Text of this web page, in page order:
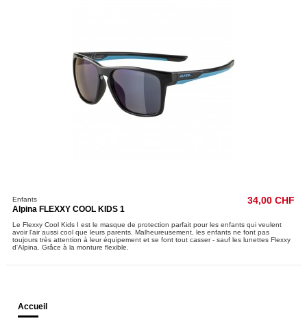
Enfants
Alpina FLEXXY COOL KIDS 1
34,00 CHF
Le Flexxy Cool Kids I est le masque de protection parfait pour les enfants qui veulent
avoir l'air aussi cool que leurs parents. Malheureusement, les enfants ne font pas
toujours très attention à leur équipement et se font tout casser - sauf les lunettes Flexxy
d'Alpina. Grâce à la monture flexible.
Accueil